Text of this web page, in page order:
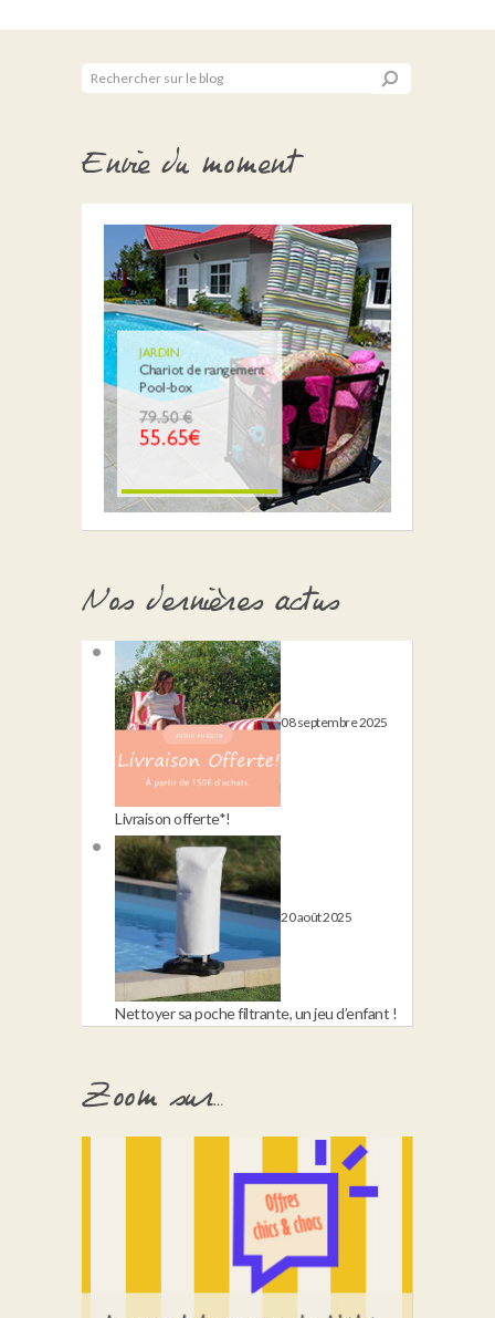
Envie du moment
Nos dernières actus
08 septembre 2025
Livraison offerte*!
20 août 2025
Nettoyer sa poche filtrante, un jeu d’enfant !
Zoom sur…